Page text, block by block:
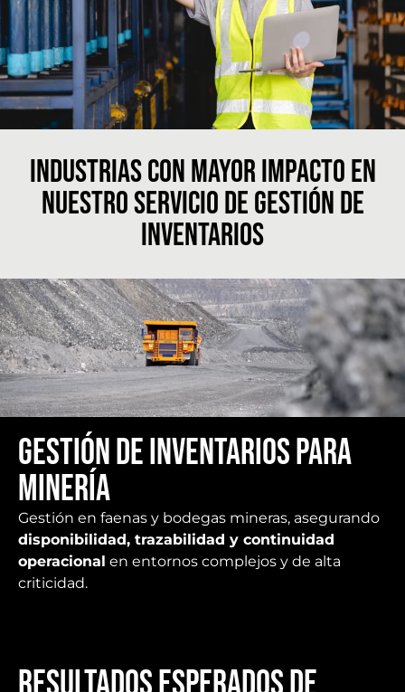
industrias con mayor impacto en
nuestro servicio de Gestión de
Inventarios
Gestión de inventarios para
Minería
Gestión en faenas y bodegas mineras, asegurando
disponibilidad, trazabilidad y continuidad
operacional en entornos complejos y de alta
criticidad.